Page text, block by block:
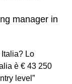
manager in
Lo
è € 43 250
level”